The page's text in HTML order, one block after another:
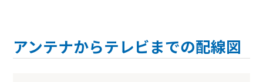
アンテナからテレビまでの配線図